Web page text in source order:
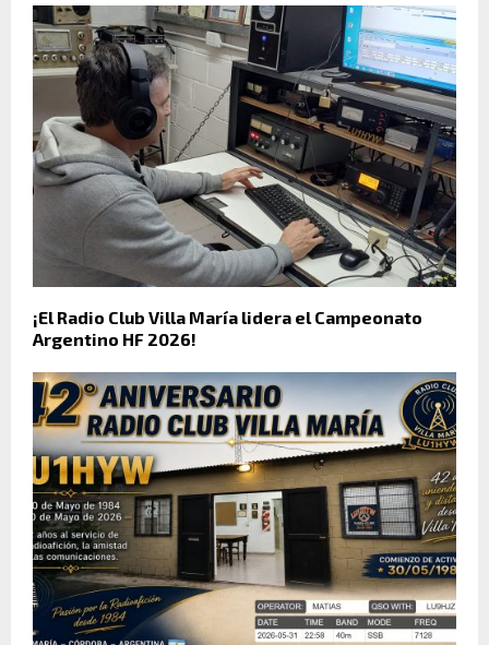
¡El Radio Club Villa María lidera el Campeonato
Argentino HF 2026!